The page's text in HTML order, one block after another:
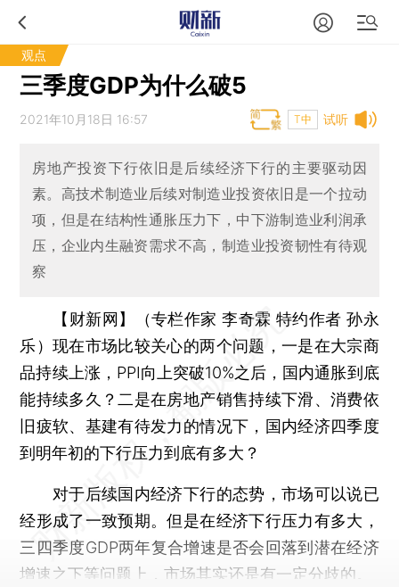
观点
三季度GDP为什么破5
试听
2021年10月18日 16:57 T中
房地产投资下行依旧是后续经济下行的主要驱动因
素。高技术制造业后续对制造业投资依旧是一个拉动
项，但是在结构性通胀压力下，中下游制造业利润承
压，企业内生融资需求不高，制造业投资韧性有待观
察
【财新网】（专栏作家 李奇霖 特约作者 孙永
乐）现在市场比较关心的两个问题，一是在大宗商
品持续上涨，PPI向上突破10%之后，国内通胀到底
能持续多久？二是在房地产销售持续下滑、消费依
旧疲软、基建有待发力的情况下，国内经济四季度
到明年初的下行压力到底有多大？
对于后续国内经济下行的态势，市场可以说已
经形成了一致预期。但是在经济下行压力有多大，
三四季度GDP两年复合增速是否会回落到潜在经济
增速之下等问题上，市场其实还是有一定分歧的。